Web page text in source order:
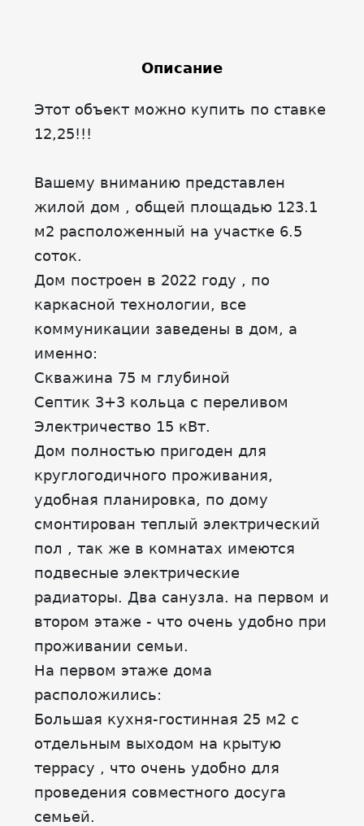
Описание
Этот объект можно купить по ставке
12,25!!!
Вашему вниманию представлен
жилой дом , общей площадью 123.1
м2 расположенный на участке 6.5
соток.
Дом построен в 2022 году , по
каркасной технологии, все
коммуникации заведены в дом, а
именно:
Скважина 75 м глубиной
Септик 3+3 кольца с переливом
Электричество 15 кВт.
Дом полностью пригоден для
круглогодичного проживания,
удобная планировка, по дому
смонтирован теплый электрический
пол , так же в комнатах имеются
подвесные электрические
радиаторы. Два санузла. на первом и
втором этаже - что очень удобно при
проживании семьи.
На первом этаже дома
расположились:
Большая кухня-гостинная 25 м2 с
отдельным выходом на крытую
террасу , что очень удобно для
проведения совместного досуга
семьей.